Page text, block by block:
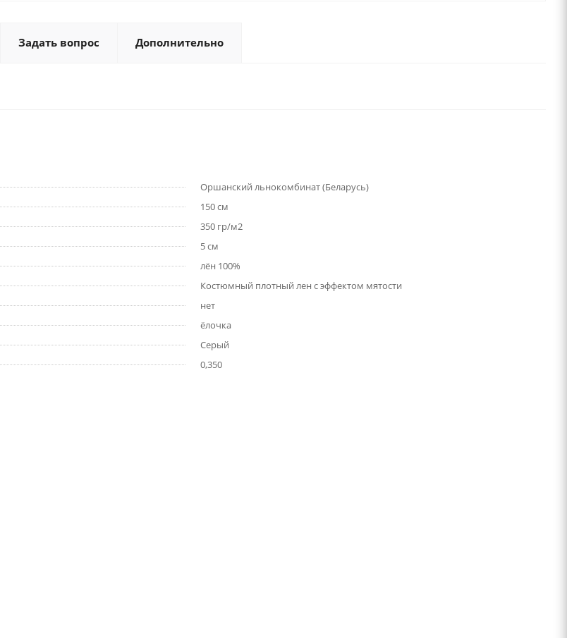
Задать вопрос Дополнительно
Оршанский льнокомбинат (Беларусь)
150 см
350 гр/м2
5 см
лён 100%
Костюмный плотный лен с эффектом мятости
нет
ёлочка
Серый
0,350